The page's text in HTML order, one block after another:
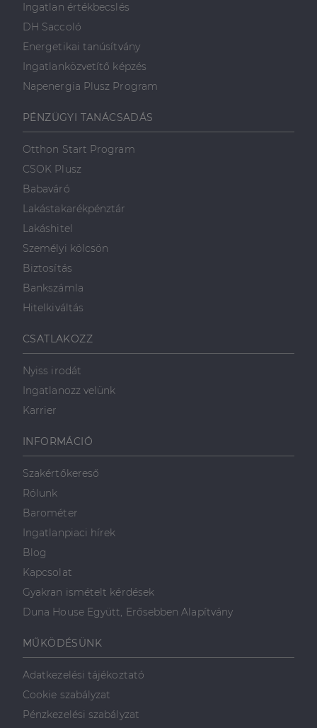
Ingatlan értékbecslés
DH Saccoló
Energetikai tanúsítvány
Ingatlanközvetítő képzés
Napenergia Plusz Program
PÉNZÜGYI TANÁCSADÁS
Otthon Start Program
CSOK Plusz
Babaváró
Lakástakarékpénztár
Lakáshitel
Személyi kölcsön
Biztosítás
Bankszámla
Hitelkiváltás
CSATLAKOZZ
Nyiss irodát
Ingatlanozz velünk
Karrier
INFORMÁCIÓ
Szakértőkereső
Rólunk
Barométer
Ingatlanpiaci hírek
Blog
Kapcsolat
Gyakran ismételt kérdések
Duna House Együtt, Erősebben Alapítvány
MŰKÖDÉSÜNK
Adatkezelési tájékoztató
Cookie szabályzat
Pénzkezelési szabályzat